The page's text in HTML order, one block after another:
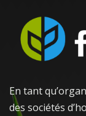
En tant
des sociétés